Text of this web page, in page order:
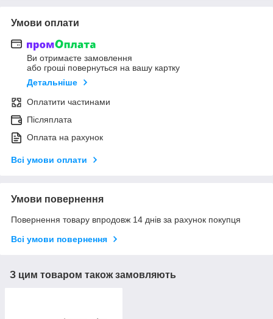
Умови оплати
Ви отримаєте замовлення
або гроші повернуться на вашу картку
Детальніше
Оплатити частинами
Післяплата
Оплата на рахунок
Всі умови оплати
Умови повернення
Повернення товару впродовж 14 днів за рахунок покупця
Всі умови повернення
З цим товаром також замовляють